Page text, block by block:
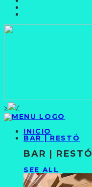
>
INICIO
BAR | RESTÓ
BAR | RESTÓ
SEE ALL